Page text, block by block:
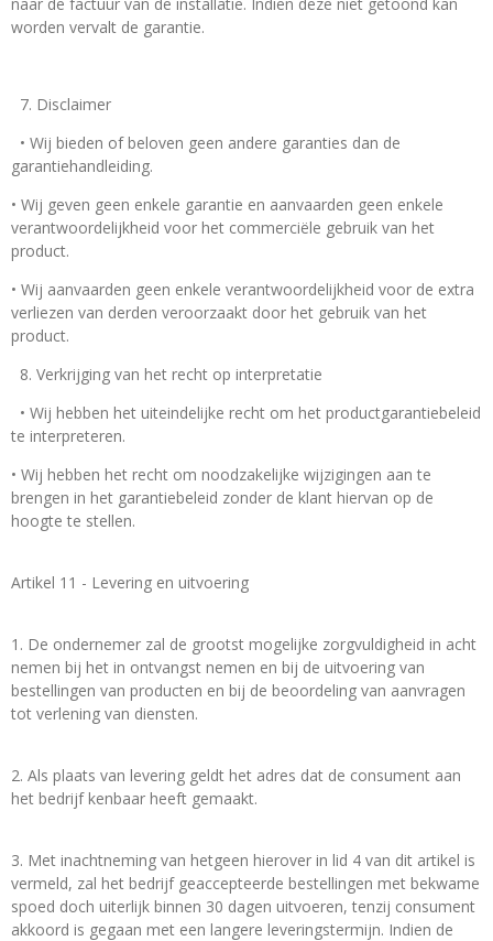
worden vervalt de garantie.
7. Disclaimer
• Wij bieden of beloven geen andere garanties dan de
garantiehandleiding.
• Wij geven geen enkele garantie en aanvaarden geen enkele
verantwoordelijkheid voor het commerciële gebruik van het
product.
• Wij aanvaarden geen enkele verantwoordelijkheid voor de extra
verliezen van derden veroorzaakt door het gebruik van het
product.
8. Verkrijging van het recht op interpretatie
• Wij hebben het uiteindelijke recht om het productgarantiebeleid
te interpreteren.
• Wij hebben het recht om noodzakelijke wijzigingen aan te
brengen in het garantiebeleid zonder de klant hiervan op de
hoogte te stellen.
Artikel 11 - Levering en uitvoering
1. De ondernemer zal de grootst mogelijke zorgvuldigheid in acht
nemen bij het in ontvangst nemen en bij de uitvoering van
bestellingen van producten en bij de beoordeling van aanvragen
tot verlening van diensten.
2. Als plaats van levering geldt het adres dat de consument aan
het bedrijf kenbaar heeft gemaakt.
3. Met inachtneming van hetgeen hierover in lid 4 van dit artikel is
vermeld, zal het bedrijf geaccepteerde bestellingen met bekwame
spoed doch uiterlijk binnen 30 dagen uitvoeren, tenzij consument
akkoord is gegaan met een langere leveringstermijn. Indien de